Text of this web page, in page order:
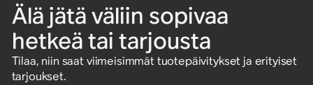
Älä jätä väliin sopivaa
hetkeä tai tarjousta
Tilaa, niin saat viimeisimmät tuotepäivitykset ja erityiset
tarjoukset.